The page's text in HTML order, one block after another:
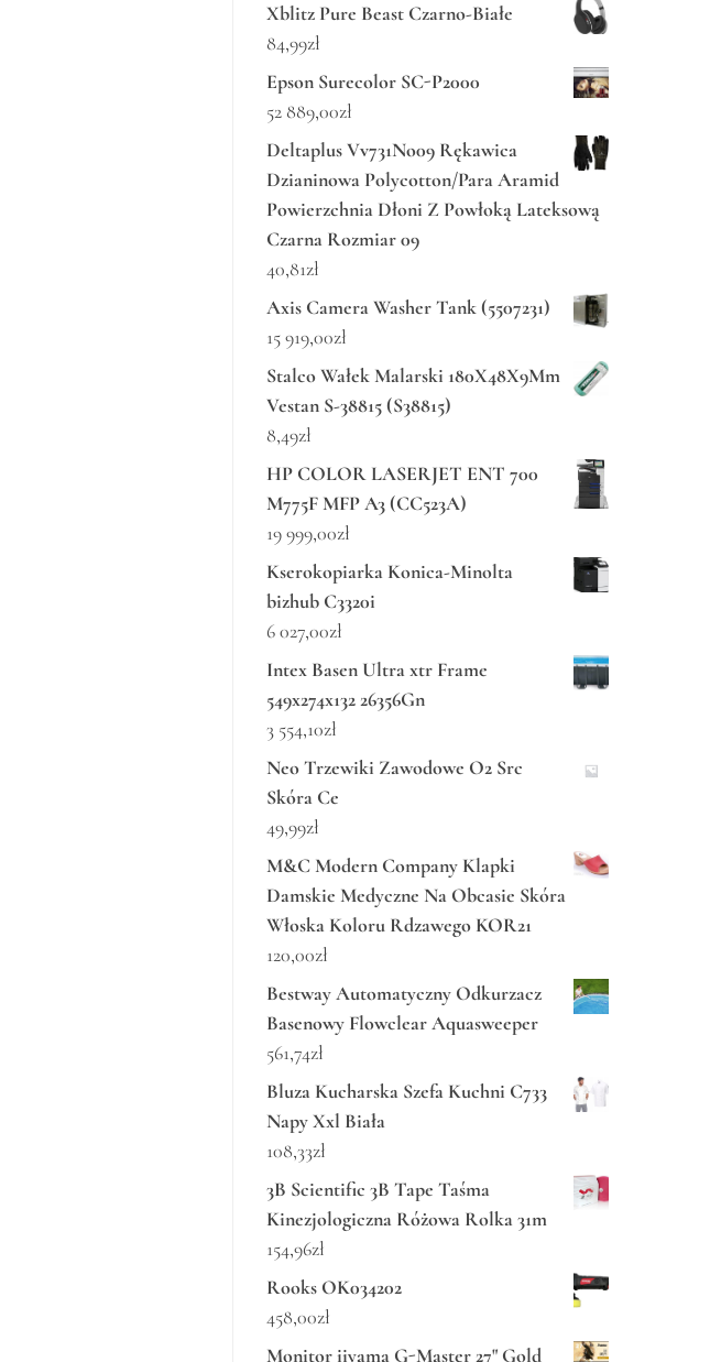
Xblitz Pure Beast Czarno-Białe
84,99zł
Epson Surecolor SC-P2000
52 889,00zł
Deltaplus Vv731No09 Rękawica
Dzianinowa Polycotton/Para Aramid
Powierzchnia Dłoni Z Powłoką Lateksową
Czarna Rozmiar 09
40,81zł
Axis Camera Washer Tank (5507231)
15 919,00zł
Stalco Wałek Malarski 180X48X9Mm
Vestan S-38815 (S38815)
8,49zł
HP COLOR LASERJET ENT 700
M775F MFP A3 (CC523A)
19 999,00zł
Kserokopiarka Konica-Minolta
bizhub C3320i
6 027,00zł
Intex Basen Ultra xtr Frame
549x274x132 26356Gn
3 554,10zł
Neo Trzewiki Zawodowe O2 Src
Skóra Ce
49,99zł
M&C Modern Company Klapki
Damskie Medyczne Na Obcasie Skóra
Włoska Koloru Rdzawego KOR21
120,00zł
Bestway Automatyczny Odkurzacz
Basenowy Flowclear Aquasweeper
561,74zł
Bluza Kucharska Szefa Kuchni C733
Napy Xxl Biała
108,33zł
3B Scientific 3B Tape Taśma
Kinezjologiczna Różowa Rolka 31m
154,96zł
Rooks OK034202
458,00zł
Monitor iiyama G-Master 27" Gold